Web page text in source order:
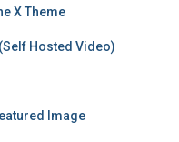
X Theme
Hosted Video)
Image